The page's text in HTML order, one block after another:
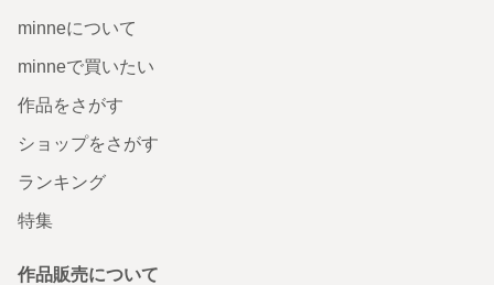
minneについて
minneで買いたい
作品をさがす
ショップをさがす
ランキング
特集
作品販売について